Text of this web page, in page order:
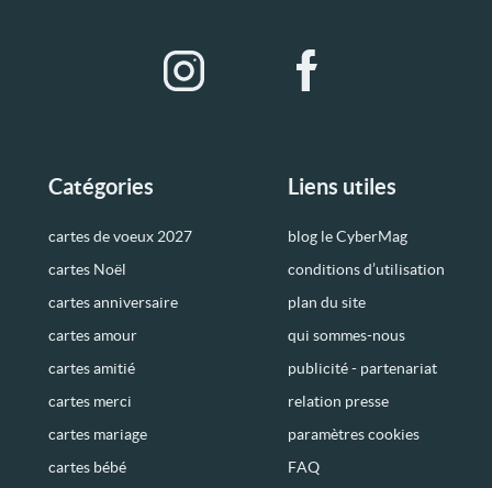
Catégories
cartes de voeux 2027
cartes Noël
cartes anniversaire
cartes amour
cartes amitié
cartes merci
cartes mariage
cartes bébé
Liens utiles
blog le CyberMag
conditions d’utilisation
plan du site
qui sommes-nous
publicité - partenariat
relation presse
paramètres cookies
FAQ